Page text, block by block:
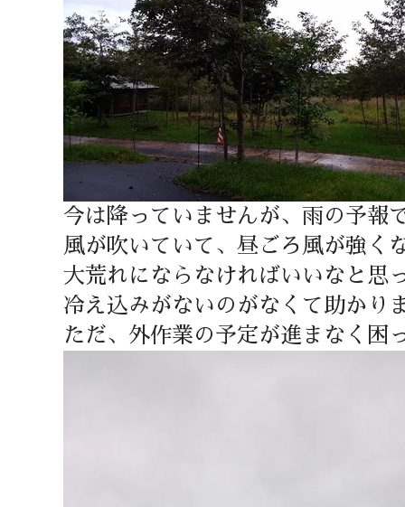
今は降っていませんが、雨の予報
風が吹いていて、昼ごろ風が強く
大荒れにならなければいいなと思
冷え込みがないのがなくて助かり
ただ、外作業の予定が進まなく困